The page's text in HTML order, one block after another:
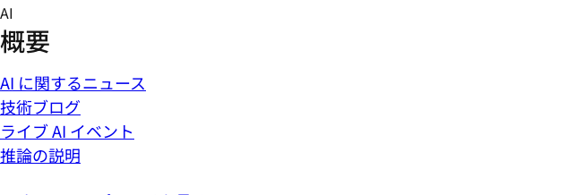
Skip
to
content
AI
概要
AI に関するニュース
技術ブログ
ライブ AI イベント
推論の説明